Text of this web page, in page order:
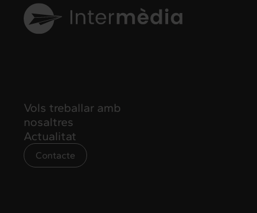
Vols treballar amb
nosaltres
Actualitat
Contacte